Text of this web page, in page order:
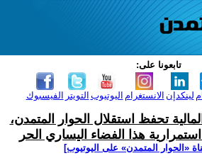
تابعونا على:
الفيسبوك التويتر اليوتيوب الانستغرام لينكدإن
تحفظ استقلال الحوار المتمدن،
هذا الفضاء اليساري الحر
‫«الحوار المتمدن» على اليوتيوب]